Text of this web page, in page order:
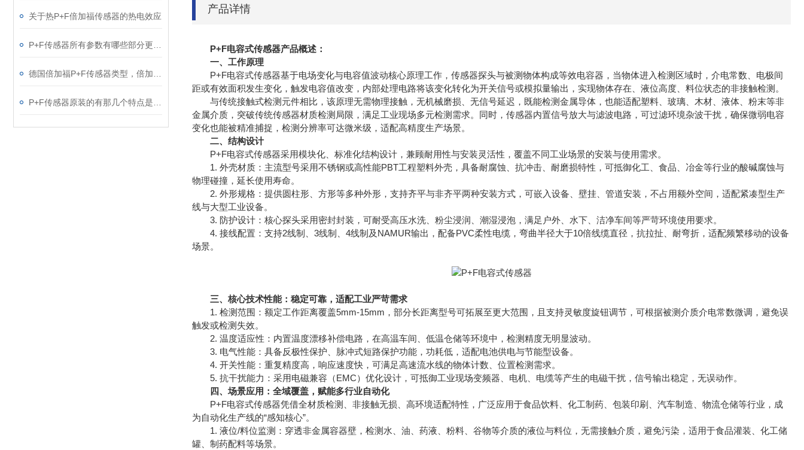
关于热P+F倍加福传感器的热电效应
产品详情
P+F电容式传感器产品概述：
一、工作原理
P+F电容式传感器基于电场变化与电容值波动核心原理工作，传感器探头与被测物体构成等效电容器，当物体进入检测区域时，介电常数、电极间
距或有效面积发生变化，触发电容值改变，内部处理电路将该变化转化为开关信号或模拟量输出，实现物体存在、液位高度、料位状态的非接触检测。
与传统接触式检测元件相比，该原理无需物理接触，无机械磨损、无信号延迟，既能检测金属导体，也能适配塑料、玻璃、木材、液体、粉末等非
金属介质，突破传统传感器材质检测局限，满足工业现场多元检测需求。同时，传感器内置信号放大与滤波电路，可过滤环境杂波干扰，确保微弱电容
变化也能被精准捕捉，检测分辨率可达微米级，适配高精度生产场景。
二、结构设计
P+F电容式传感器采用模块化、标准化结构设计，兼顾耐用性与安装灵活性，覆盖不同工业场景的安装与使用需求。
1. 外壳材质：主流型号采用不锈钢或高性能PBT工程塑料外壳，具备耐腐蚀、抗冲击、耐磨损特性，可抵御化工、食品、冶金等行业的酸碱腐蚀与
物理碰撞，延长使用寿命。
2. 外形规格：提供圆柱形、方形等多种外形，支持齐平与非齐平两种安装方式，可嵌入设备、壁挂、管道安装，不占用额外空间，适配紧凑型生产
线与大型工业设备。
3. 防护设计：核心探头采用密封封装，可耐受高压水洗、粉尘浸润、潮湿浸泡，满足户外、水下、洁净车间等严苛环境使用要求。
4. 接线配置：支持2线制、3线制、4线制及NAMUR输出，配备PVC柔性电缆，弯曲半径大于10倍线缆直径，抗拉扯、耐弯折，适配频繁移动的设备
场景。
三、核心技术性能：稳定可靠，适配工业严苛需求
1. 检测范围：额定工作距离覆盖5mm-15mm，部分长距离型号可拓展至更大范围，且支持灵敏度旋钮调节，可根据被测介质介电常数微调，避免误
触发或检测失效。
2. 温度适应性：内置温度漂移补偿电路，在高温车间、低温仓储等环境中，检测精度无明显波动。
3. 电气性能：具备反极性保护、脉冲式短路保护功能，功耗低，适配电池供电与节能型设备。
4. 开关性能：重复精度高，响应速度快，可满足高速流水线的物体计数、位置检测需求。
5. 抗干扰能力：采用电磁兼容（EMC）优化设计，可抵御工业现场变频器、电机、电缆等产生的电磁干扰，信号输出稳定，无误动作。
四、场景应用：全域覆盖，赋能多行业自动化
P+F电容式传感器凭借全材质检测、非接触无损、高环境适配特性，广泛应用于食品饮料、化工制药、包装印刷、汽车制造、物流仓储等行业，成
为自动化生产线的“感知核心”。
1. 液位/料位监测：穿透非金属容器壁，检测水、油、药液、粉料、谷物等介质的液位与料位，无需接触介质，避免污染，适用于食品灌装、化工储
罐、制药配料等场景。